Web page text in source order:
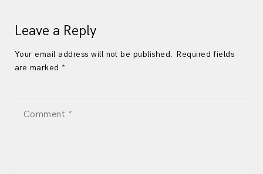
Leave a Reply
Your email address will not be published. Required fields
are marked *